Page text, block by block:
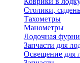
Столики,
Тахометры
Манометры
Лодочная
Запчасти для
Освещение для